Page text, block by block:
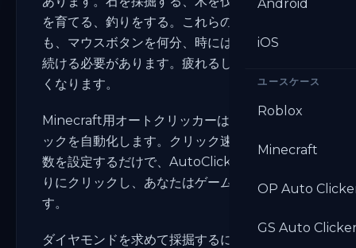
Android
iOS
ユースケース
Roblox
Minecraft
OP Auto
GS Auto
を育てる、釣りをする。これらの作業はどれ
も、マウスボタンを何分、時には何時間も押し
続ける必要があります。疲れるし、プレイが遅
くなります。
Minecraft用オートクリッカーはこれらのクリ
ックを自動化します。クリック速度、位置、回
数を設定するだけで、AutoClicker.orgが代わ
りにクリックし、あなたはゲームに集中できま
す。
ダイヤモンドを求めて採掘するにも、大規模に